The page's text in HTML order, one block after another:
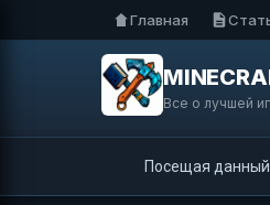
Главная
Все о лучшей
Посещая данный